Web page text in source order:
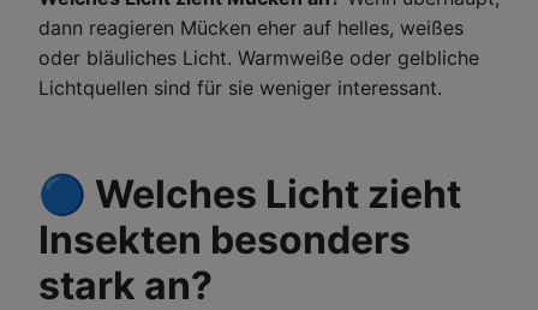
dann reagieren Mücken eher auf helles, weißes
oder bläuliches Licht. Warmweiße oder gelbliche
Lichtquellen sind für sie weniger interessant.
🔵 Welches Licht zieht
Insekten besonders
stark an?